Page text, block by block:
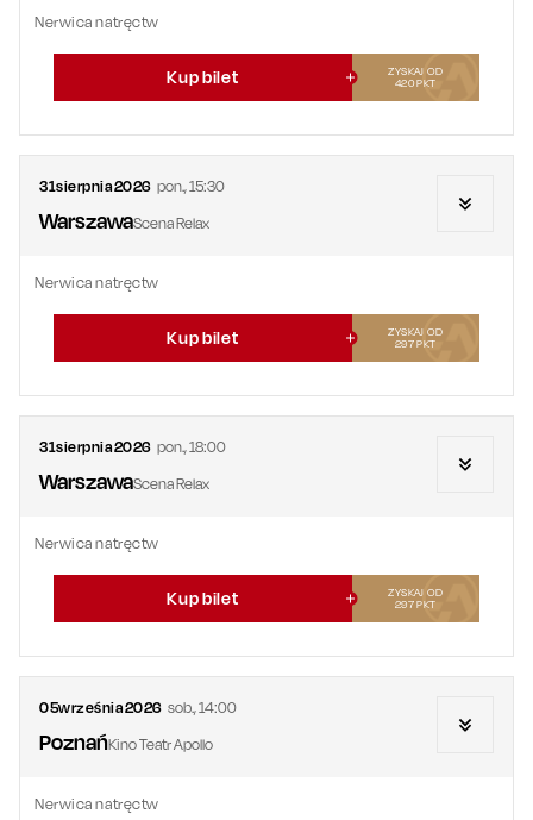
Nerwica natręctw
Kup bilet
ZYSKAJ OD
420PKT
31sierpnia2026 pon.,15:30
WarszawaScena Relax
Nerwica natręctw
Kup bilet
ZYSKAJ OD
297PKT
31sierpnia2026 pon.,18:00
WarszawaScena Relax
Nerwica natręctw
Kup bilet
ZYSKAJ OD
297PKT
05września2026 sob.,14:00
PoznańKino Teatr Apollo
Nerwica natręctw